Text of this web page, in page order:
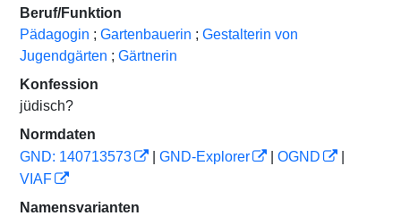
Beruf/Funktion
Pädagogin ; Gartenbauerin ; Gestalterin von
Jugendgärten ; Gärtnerin
Konfession
jüdisch?
Normdaten
GND: 140713573
GND-Explorer OGND
VIAF
Namensvarianten